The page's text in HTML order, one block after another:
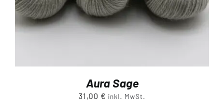
Aura Sage
31,00 € inkl. MwSt.